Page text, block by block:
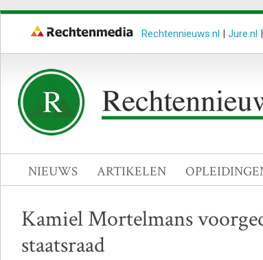
Rechtennieuws.nl | Jure.nl |
NIEUWS ARTIKELEN
Kamiel Mortelmans
staatsraad